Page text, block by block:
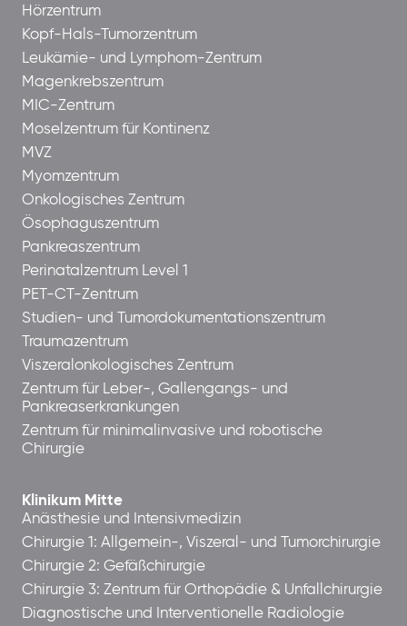
Hörzentrum
Kopf-Hals-Tumorzentrum
Leukämie- und Lymphom-Zentrum
Magenkrebszentrum
MIC-Zentrum
Moselzentrum für Kontinenz
MVZ
Myomzentrum
Onkologisches Zentrum
Ösophaguszentrum
Pankreaszentrum
Perinatalzentrum Level 1
PET-CT-Zentrum
Studien- und Tumordokumentationszentrum
Traumazentrum
Viszeralonkologisches Zentrum
Zentrum für Leber-, Gallengangs- und
Pankreaserkrankungen
Zentrum für minimalinvasive und robotische
Chirurgie
Klinikum Mitte
Anästhesie und Intensivmedizin
Chirurgie 1: Allgemein-, Viszeral- und Tumorchirurgie
Chirurgie 2: Gefäßchirurgie
Chirurgie 3: Zentrum für Orthopädie & Unfallchirurgie
Diagnostische und Interventionelle Radiologie